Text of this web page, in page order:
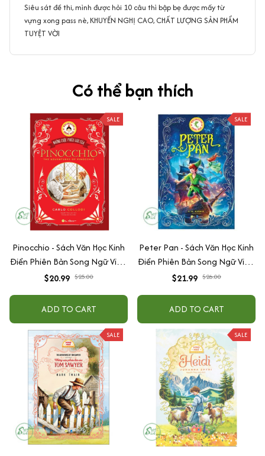
Siêu sát đề thi, mình được hỏi 10 câu thì bập bẹ được mấy từ
vựng xong pass nè, KHUYẾN NGHỊ CAO, CHẤT LƯỢNG SẢN PHẨM
TUYỆT VỜI
Có thể bạn thích
SALE
Pinocchio - Sách Văn Học Kinh
Điển Phiên Bản Song Ngữ Việt-
Anh (Tặng File Nghe Audio)
$20.99 $25.00
ADD TO CART
SALE
Peter Pan - Sách Văn Học Kinh
Điển Phiên Bản Song Ngữ Việt-
Anh (Tặng File Nghe Audio)
$21.99 $26.00
ADD TO CART
SALE SALE